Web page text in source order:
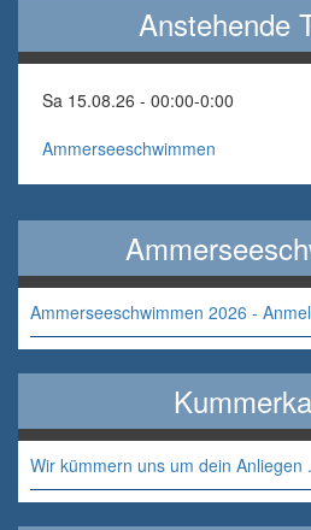
Anstehende
Sa 15.08.26 - 00:00-0:00
Ammerseeschwimmen
Ammerseeschwimmen 2026 -
Wir kümmern uns um dein Anliegen